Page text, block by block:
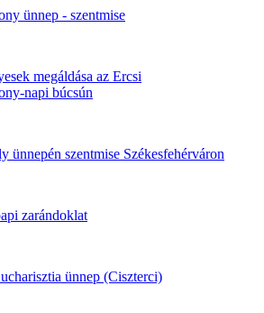
ünnep - szentmise
megáldása az Ercsi
napi búcsún
ünnepén szentmise Székesfehérváron
zarándoklat
ünnep (Ciszterci)